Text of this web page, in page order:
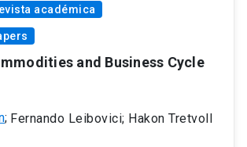
académica
and Business Cycle
; Fernando Leibovici; Hakon Tretvoll